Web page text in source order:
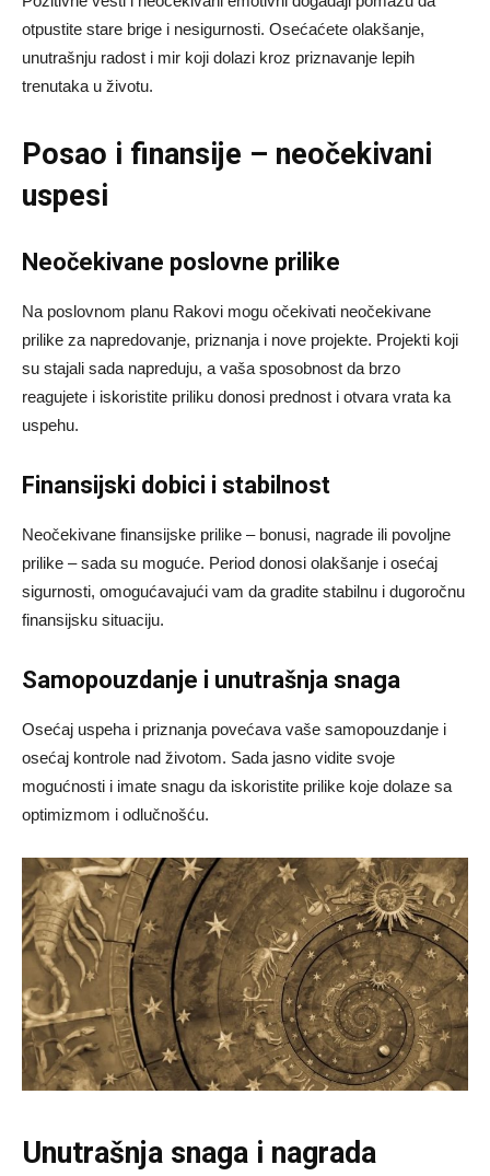
otpustite stare brige i nesigurnosti. Osećaćete olakšanje,
unutrašnju radost i mir koji dolazi kroz priznavanje lepih
trenutaka u životu.
Posao i finansije – neočekivani
uspesi
Neočekivane poslovne prilike
Na poslovnom planu Rakovi mogu očekivati neočekivane
prilike za napredovanje, priznanja i nove projekte. Projekti koji
su stajali sada napreduju, a vaša sposobnost da brzo
reagujete i iskoristite priliku donosi prednost i otvara vrata ka
uspehu.
Finansijski dobici i stabilnost
Neočekivane finansijske prilike – bonusi, nagrade ili povoljne
prilike – sada su moguće. Period donosi olakšanje i osećaj
sigurnosti, omogućavajući vam da gradite stabilnu i dugoročnu
finansijsku situaciju.
Samopouzdanje i unutrašnja snaga
Osećaj uspeha i priznanja povećava vaše samopouzdanje i
osećaj kontrole nad životom. Sada jasno vidite svoje
mogućnosti i imate snagu da iskoristite prilike koje dolaze sa
optimizmom i odlučnošću.
Unutrašnja snaga i nagrada